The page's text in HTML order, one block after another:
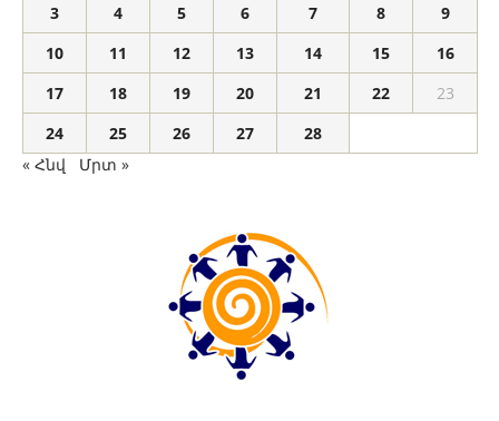
3
4 5 6 7 8
9
10
11 12 13 14 15
16
17
18 19 20 21 22
23
24
25 26 27
28
« Հնվ
Մրտ »